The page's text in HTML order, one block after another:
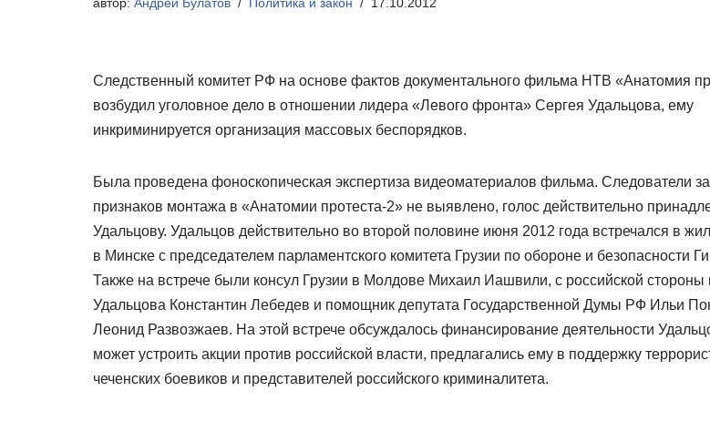
Следственный комитет РФ на основе фактов документального фильма НТВ «Анатомия
возбудил уголовное дело в отношении лидера «Левого фронта» Сергея Удальцова, ему
инкриминируется организация массовых беспорядков.
Была проведена фоноскопическая экспертиза видеоматериалов фильма. Следователи
признаков монтажа в «Анатомии протеста-2» не выявлено, голос действительно
Удальцову. Удальцов действительно во второй половине июня 2012 года встречался в
в Минске с председателем парламентского комитета Грузии по обороне и безопасности
Также на встрече были консул Грузии в Молдове Михаил Иашвили, с российской
Удальцова Константин Лебедев и помощник депутата Государственной Думы РФ Ильи
Леонид Развозжаев. На этой встрече обсуждалось финансирование деятельности
может устроить акции против российской власти, предлагались ему в поддержку
чеченских боевиков и представителей российского криминалитета.